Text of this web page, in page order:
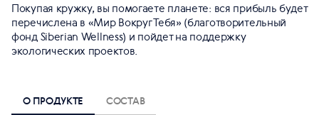
Покупая кружку, вы помогаете планете: вся прибыль будет
перечислена в «Мир Вокруг Тебя» (благотворительный
фонд Siberian Wellness) и пойдет на поддержку
экологических проектов.
О ПРОДУКТЕ СОСТАВ